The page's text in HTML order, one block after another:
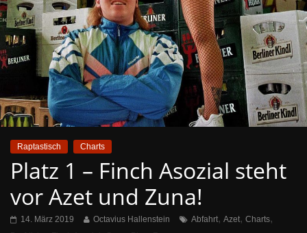
Raptastisch Charts
Platz 1 – Finch Asozial steht
vor Azet und Zuna!
14. März 2019 Octavius Hallenstein Abfahrt, Azet, Charts,